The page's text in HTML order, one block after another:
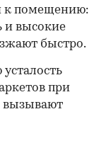
к помещению:
и высокие
быстро.
при
вызывают